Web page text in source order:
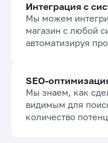
Интеграция с
Мы можем
магазин с любой
автоматизируя
SEO-
Мы знаем, как
видимым для
количество